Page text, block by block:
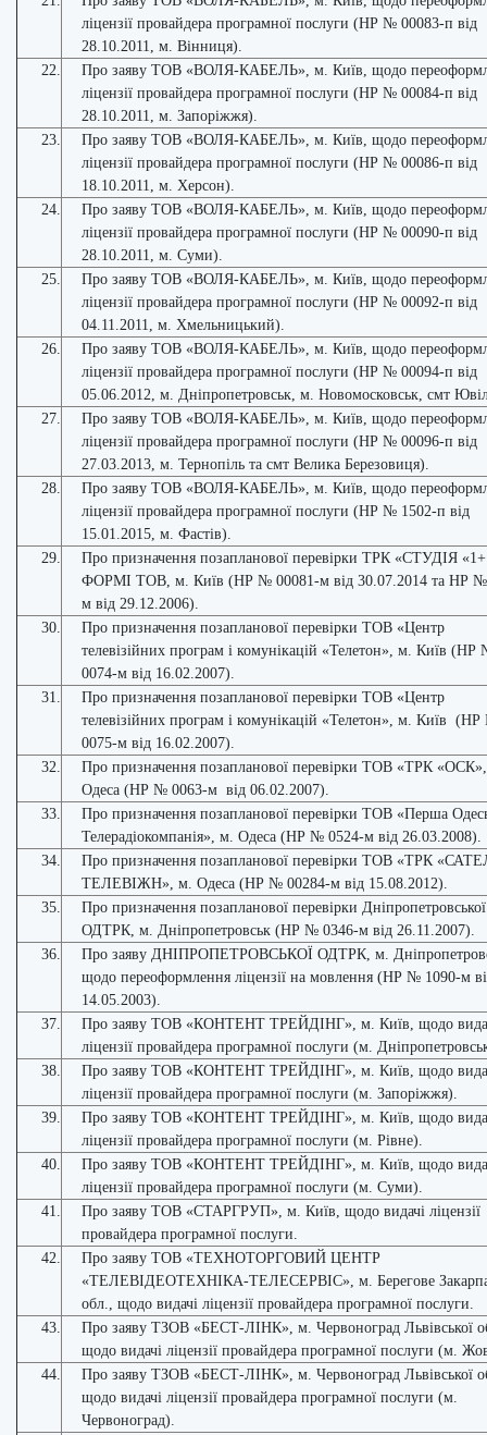
ліцензії провайдера програмної послуги (НР № 00083-п від
28.10.2011, м. Вінниця).
22.
Про заяву ТОВ «ВОЛЯ-КАБЕЛЬ», м. Київ, щодо
ліцензії провайдера програмної послуги (НР № 00084-п від
28.10.2011, м. Запоріжжя).
23.
Про заяву ТОВ «ВОЛЯ-КАБЕЛЬ», м. Київ, щодо
ліцензії провайдера програмної послуги (НР № 00086-п від
18.10.2011, м. Херсон).
24.
Про заяву ТОВ «ВОЛЯ-КАБЕЛЬ», м. Київ, щодо
ліцензії провайдера програмної послуги (НР № 00090-п від
28.10.2011, м. Суми).
25.
Про заяву ТОВ «ВОЛЯ-КАБЕЛЬ», м. Київ, щодо
ліцензії провайдера програмної послуги (НР № 00092-п від
04.11.2011, м. Хмельницький).
26.
Про заяву ТОВ «ВОЛЯ-КАБЕЛЬ», м. Київ, щодо
ліцензії провайдера програмної послуги (НР № 00094-п від
05.06.2012, м. Дніпропетровськ, м. Новомосковськ, смт
27.
Про заяву ТОВ «ВОЛЯ-КАБЕЛЬ», м. Київ, щодо
ліцензії провайдера програмної послуги (НР № 00096-п від
27.03.2013, м. Тернопіль та смт Велика Березовиця).
28.
Про заяву ТОВ «ВОЛЯ-КАБЕЛЬ», м. Київ, щодо
ліцензії провайдера програмної послуги (НР № 1502-п від
15.01.2015, м. Фастів).
29.
Про призначення позапланової перевірки ТРК «СТУДІЯ
ФОРМІ ТОВ, м. Київ (НР № 00081-м від 30.07.2014 та НР №
м від 29.12.2006).
30.
Про призначення позапланової перевірки ТОВ «Центр
телевізійних програм і комунікацій «Телетон», м. Київ (НР
0074-м від 16.02.2007).
31.
Про призначення позапланової перевірки ТОВ «Центр
телевізійних програм і комунікацій «Телетон», м. Київ
0075-м від 16.02.2007).
32.
Про призначення позапланової перевірки ТОВ «ТРК
Одеса (НР № 0063-м від 06.02.2007).
33.
Про призначення позапланової перевірки ТОВ «Перша
Телерадіокомпанія», м. Одеса (НР № 0524-м від 26.03.2008).
34.
Про призначення позапланової перевірки ТОВ «ТРК
ТЕЛЕВІЖН», м. Одеса (НР № 00284-м від 15.08.2012).
35.
Про призначення позапланової перевірки Дніпропетровської
ОДТРК, м. Дніпропетровськ (НР № 0346-м від 26.11.2007).
36.
Про заяву ДНІПРОПЕТРОВСЬКОЇ ОДТРК, м.
щодо переоформлення ліцензії на мовлення (НР № 1090-м
14.05.2003).
37.
Про заяву ТОВ «КОНТЕНТ ТРЕЙДІНГ», м. Київ, щодо
ліцензії провайдера програмної послуги (м.
38.
Про заяву ТОВ «КОНТЕНТ ТРЕЙДІНГ», м. Київ, щодо
ліцензії провайдера програмної послуги (м. Запоріжжя).
39.
Про заяву ТОВ «КОНТЕНТ ТРЕЙДІНГ», м. Київ, щодо
ліцензії провайдера програмної послуги (м. Рівне).
40.
Про заяву ТОВ «КОНТЕНТ ТРЕЙДІНГ», м. Київ, щодо
ліцензії провайдера програмної послуги (м. Суми).
41.
Про заяву ТОВ «СТАРГРУП», м. Київ, щодо видачі ліцензії
провайдера програмної послуги.
42.
Про заяву ТОВ «ТЕХНОТОРГОВИЙ ЦЕНТР
«ТЕЛЕВІДЕОТЕХНІКА-ТЕЛЕСЕРВІС», м. Берегове
обл., щодо видачі ліцензії провайдера програмної послуги.
43.
Про заяву ТЗОВ «БЕСТ-ЛІНК», м. Червоноград Львівської
щодо видачі ліцензії провайдера програмної послуги (м.
44.
Про заяву ТЗОВ «БЕСТ-ЛІНК», м. Червоноград Львівської
щодо видачі ліцензії провайдера програмної послуги (м.
Червоноград).